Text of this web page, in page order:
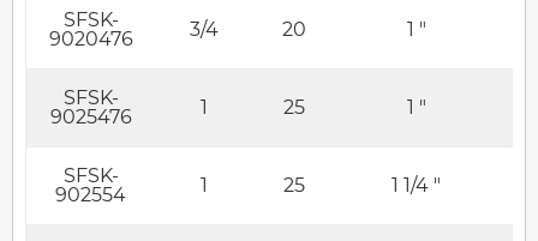
SFSK-
9020476
3/4 20 1 "
SFSK-
9025476
1 25 1 "
SFSK-
902554
1 25 1 1/4 "